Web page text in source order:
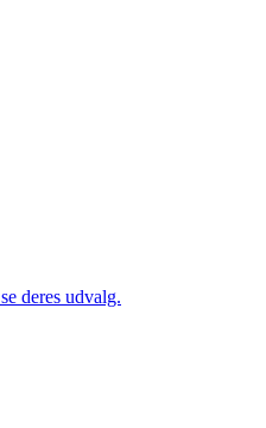
deres udvalg.